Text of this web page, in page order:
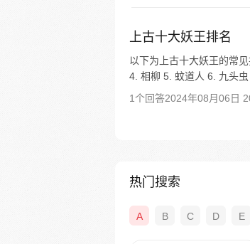
上古十大妖王排名
以下为上古十大妖王的常
4. 相柳 5. 蚊道人 6. 九头
1个回答2024年08月06日
热门搜索
A B C D E